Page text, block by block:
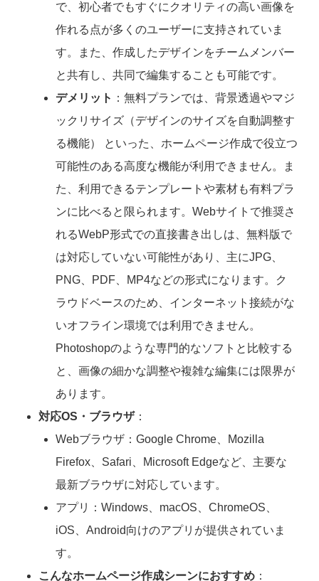
で、初心者でもすぐにクオリティの高い画像を
作れる点が多くのユーザーに支持されていま
す。また、作成したデザインをチームメンバー
と共有し、共同で編集することも可能です。
デメリット ：無料プランでは、背景透過やマジ
ックリサイズ（デザインのサイズを自動調整す
る機能） といった、ホームページ作成で役立つ
可能性のある高度な機能が利用できません。ま
た、利用できるテンプレートや素材も有料プラ
ンに比べると限られます。Webサイトで推奨さ
れるWebP形式での直接書き出しは、無料版で
は対応していない可能性があり、主にJPG、
PNG、PDF、MP4などの形式になります。ク
ラウドベースのため、インターネット接続がな
いオフライン環境では利用できません。
Photoshopのような専門的なソフトと比較する
と、画像の細かな調整や複雑な編集には限界が
あります。
対応OS・ブラウザ：
Webブラウザ：Google Chrome、Mozilla
Firefox、Safari、Microsoft Edgeなど、主要な
最新ブラウザに対応しています。
アプリ：Windows、macOS、ChromeOS、
iOS、Android向けのアプリが提供されていま
す。
こんなホームページ作成シーンにおすすめ ：